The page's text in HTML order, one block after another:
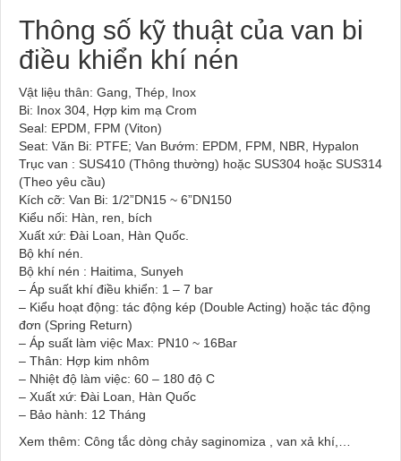
Thông số kỹ thuật của van bi
điều khiển khí nén
Vật liệu thân: Gang, Thép, Inox
Bi: Inox 304, Hợp kim mạ Crom
Seal: EPDM, FPM (Viton)
Seat: Văn Bi: PTFE; Van Bướm: EPDM, FPM, NBR, Hypalon
Trục van : SUS410 (Thông thường) hoặc SUS304 hoặc SUS314
(Theo yêu cầu)
Kích cỡ: Van Bi: 1/2”DN15 ~ 6”DN150
Kiểu nối: Hàn, ren, bích
Xuất xứ: Đài Loan, Hàn Quốc.
Bộ khí nén.
Bộ khí nén : Haitima, Sunyeh
– Áp suất khí điều khiển: 1 – 7 bar
– Kiểu hoạt động: tác động kép (Double Acting) hoặc tác động
đơn (Spring Return)
– Áp suất làm việc Max: PN10 ~ 16Bar
– Thân: Hợp kim nhôm
– Nhiệt độ làm việc: 60 – 180 độ C
– Xuất xứ: Đài Loan, Hàn Quốc
– Bảo hành: 12 Tháng
Xem thêm: Công tắc dòng chảy saginomiza , van xả khí,…